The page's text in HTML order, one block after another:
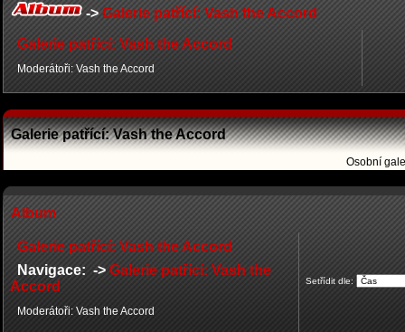
->Galerie patřící: Vash the Accord
Galerie patřící: Vash the Accord
Moderátoři: Vash the Accord
Galerie patřící: Vash the Accord
Osobní
Album
Galerie patřící: Vash the Accord
Navigace: -> Galerie patřící: Vash the
Accord
Moderátoři: Vash the Accord
Setřídit dle: